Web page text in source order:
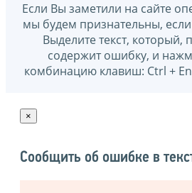
Если Вы заметили на сайте
мы будем признательны,
Выделите текст,
содержит ошибку, и
комбинацию клавиш: Ctrl +
×
Сообщить об ошибке в